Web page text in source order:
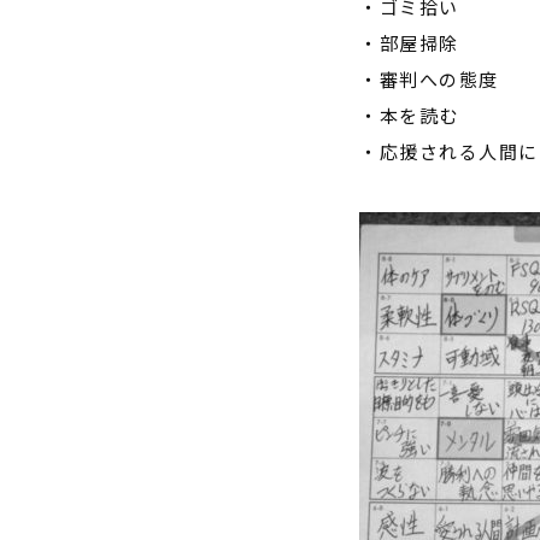
・ゴミ拾い
・部屋掃除
・審判への態度
・本を読む
・応援される人間